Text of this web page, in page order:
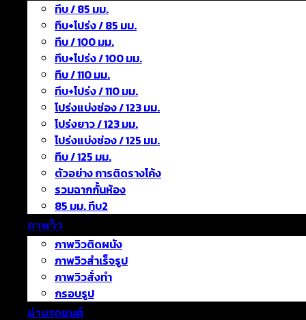
ทึบ / 85 มม.
ทึบ+โปร่ง / 85 มม.
ทึบ / 100 มม.
ทึบ+โปร่ง / 100 มม.
ทึบ / 110 มม.
ทึบ+โปร่ง / 110 มม.
โปร่งแบ่งช่อง / 123 มม.
โปร่งยาว / 123 มม.
โปร่งแบ่งช่อง / 125 มม.
ทึบ / 125 มม.
ตัวอย่าง การติดรางโค้ง
รวมฉากกั้นห้อง
85 มม. ทึบ2
ภาพวิว
ภาพวิวติดผนัง
ภาพวิวสำเร็จรูป
ภาพวิวสั่งทำ
กรอบรูป
ม่านรถยนต์